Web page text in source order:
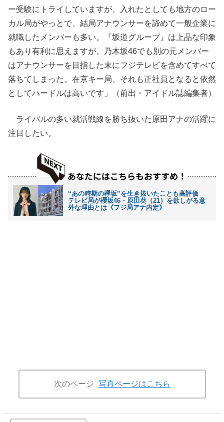
ー受験にトライしていますが、入れたとしても地方のロー
カル局がやっとで、結局アナウンサーを諦めて一般企業に
就職したメンバーも多い。『坂道グループ』は上品な印象
もあり有利に思えますが、乃木坂46でも別の元メンバー
はアナウンサーを目指した末にフジテレビを含めてすべて
落ちてしまった。在京キー局、それも正社員となると依然
としてハードルは高いです」（前出・アイドル誌編集者）
ライバルの多い就活戦線を勝ち抜いた原田アナの活躍に
注目したい。
“あの時期の欅坂”を生き抜いたことも高評価
テレビ局が櫻坂46・原田葵（21）を欲しがる意
外な理由とは《フジ局アナ内定》
次のページ 写真ページはこちら